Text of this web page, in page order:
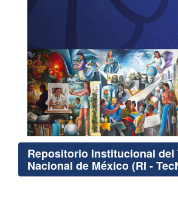
Repositorio Institucional del
Nacional de México (RI -